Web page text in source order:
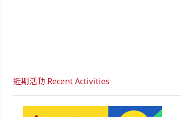
近期活動 Recent Activities